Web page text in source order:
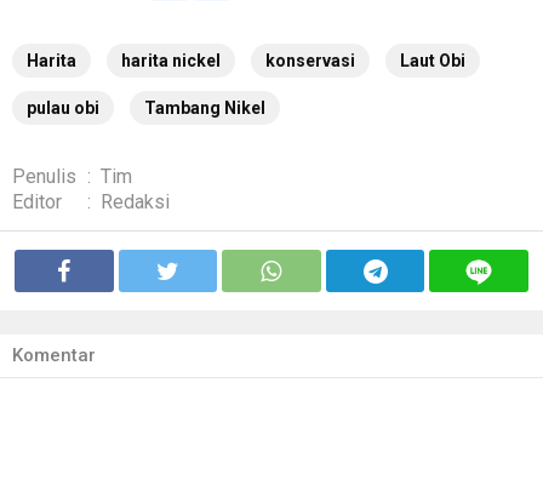
Harita harita nickel konservasi Laut Obi
pulau obi Tambang Nikel
Penulis : Tim
Editor
: Redaksi
Komentar